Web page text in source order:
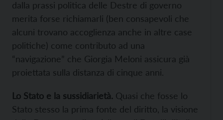
dalla prassi politica delle Destre di governo
merita forse richiamarli (ben consapevoli che
alcuni trovano accoglienza anche in altre case
politiche) come contributo ad una
“navigazione” che Giorgia Meloni assicura già
proiettata sulla distanza di cinque anni.
Lo Stato e la sussidiarietà. Quasi che fosse lo
Stato stesso la prima fonte del diritto, la visione